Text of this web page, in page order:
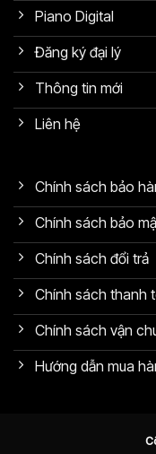
Piano Digital
Đăng ký đại lý
Thông tin mới
Liên hệ
Chính sách bảo
Chính sách bảo
Chính sách đổi trả
Chính sách thanh
Chính sách vận
Hướng dẫn mua